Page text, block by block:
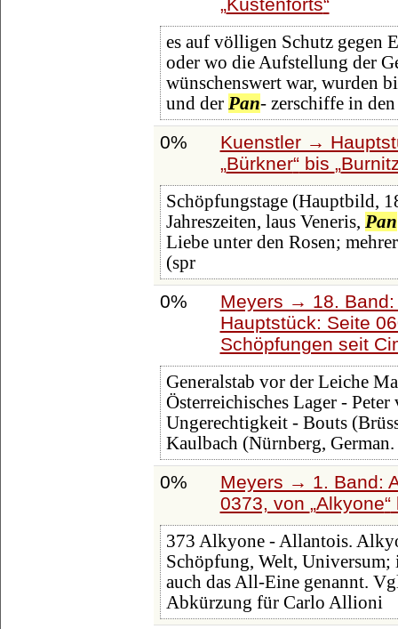
es auf völligen Schutz gegen
oder wo die Aufstellung der
wünschenswert war, wurden
und der Pan- zerschiffe in
0%
Kuenstler →
Bürkner bis
Schöpfungstage (Hauptbild,
Jahreszeiten, laus Veneris, Pan
Liebe unter den Rosen;
(spr
0%
Meyers → 18.
Hauptstück: Seite
Schöpfungen seit
Generalstab vor der Leiche
Österreichisches Lager -
Ungerechtigkeit - Bouts
Kaulbach (Nürnberg,
0%
Meyers → 1. Band:
0373, von Alkyone
373 Alkyone - Allantois.
Schöpfung, Welt, Universum;
auch das All-Eine genannt.
Abkürzung für Carlo Allioni